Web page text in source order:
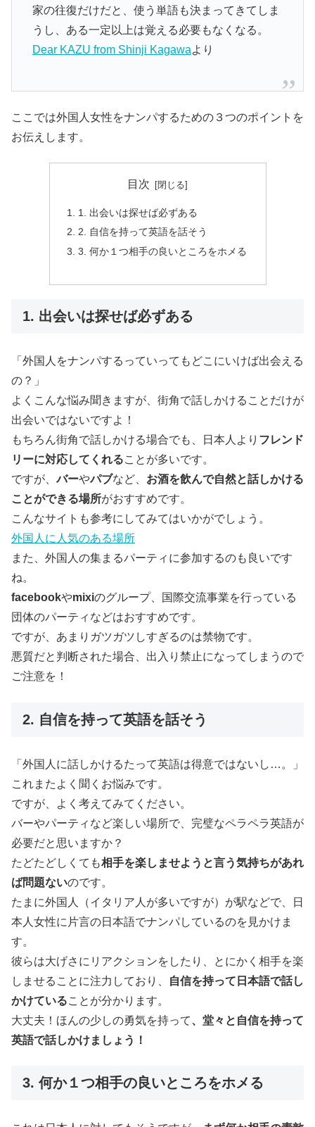
家の往復だけだと、使う単語も決まってきてしま
うし、ある一定以上は覚える必要もなくなる。
Dear KAZU from Shinji Kagawaより
ここでは外国人女性をナンパするための３つのポイントを
お伝えします。
目次
1. 出会いは探せば必ずある
2. 自信を持って英語を話そう
3. 何か１つ相手の良いところをホメる
1. 出会いは探せば必ずある
「外国人をナンパするっていってもどこにいけば出会える
の？」
よくこんな悩み聞きますが、街角で話しかけることだけが
出会いではないですよ！
もちろん街角で話しかける場合でも、日本人より フレンド
リーに対応してくれることが多いです。
ですが、バーやパブなど、 お酒を飲んで自然と話しかける
ことができる場所がおすすめです。
こんなサイトも参考にしてみてはいかがでしょう。
外国人に人気のある場所
また、外国人の集まるパーティに参加するのも良いです
ね。
facebookやmixiのグループ、国際交流事業を行っている
団体のパーティなどはおすすめです。
ですが、あまりガツガツしすぎるのは禁物です。
悪質だと判断された場合、出入り禁止になってしまうので
ご注意を！
2. 自信を持って英語を話そう
「外国人に話しかけるたって英語は得意ではないし…。」
これまたよく聞くお悩みです。
ですが、よく考えてみてください。
バーやパーティなど楽しい場所で、完璧なペラペラ英語が
必要だと思いますか？
たどたどしくても相手を楽しませようと言う気持ちがあれ
ば問題ないのです。
たまに外国人（イタリア人が多いですが）が駅などで、日
本人女性に片言の日本語でナンパしているのを見かけま
す。
彼らは大げさにリアクションをしたり、とにかく相手を楽
しませることに注力しており、
自信を持って日本語で話し
かけていることが分かります。
大丈夫！ほんの少しの勇気を持って、堂々と自信を持って
英語で話しかけましょう！
3. 何か１つ相手の良いところをホメる